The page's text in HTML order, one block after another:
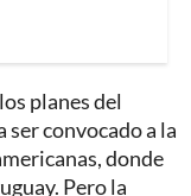
planes del
convocado a la
donde
Pero la